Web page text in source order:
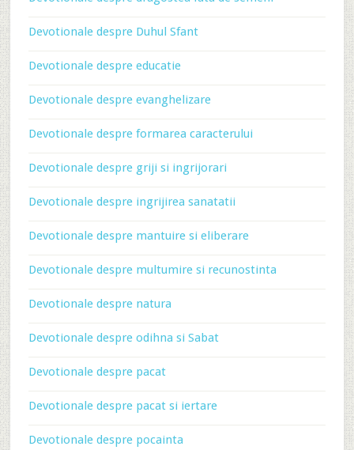
Devotionale despre Duhul Sfant
Devotionale despre educatie
Devotionale despre evanghelizare
Devotionale despre formarea caracterului
Devotionale despre griji si ingrijorari
Devotionale despre ingrijirea sanatatii
Devotionale despre mantuire si eliberare
Devotionale despre multumire si recunostinta
Devotionale despre natura
Devotionale despre odihna si Sabat
Devotionale despre pacat
Devotionale despre pacat si iertare
Devotionale despre pocainta